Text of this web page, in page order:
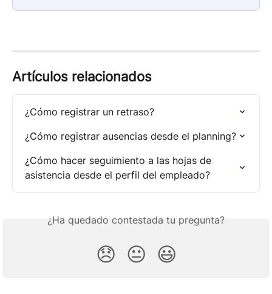
Artículos relacionados
¿Cómo registrar un retraso?
¿Cómo registrar ausencias desde el planning?
¿Cómo hacer seguimiento a las hojas de
asistencia desde el perfil del empleado?
¿Ha quedado contestada tu pregunta?
😞 😐 😃